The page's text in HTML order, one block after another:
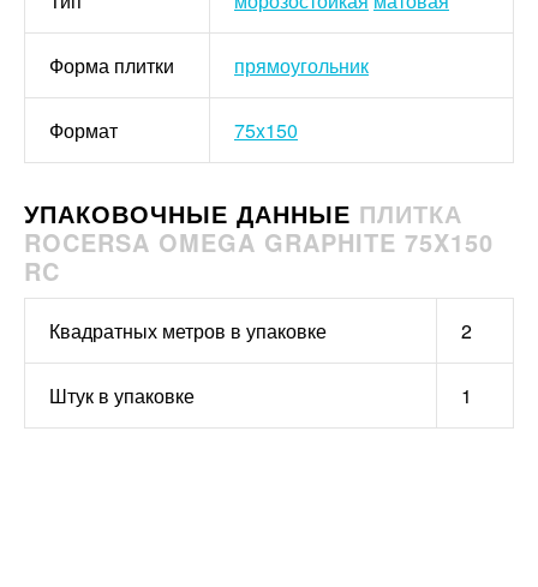
Форма плитки прямоугольник
Формат 75x150
УПАКОВОЧНЫЕ ДАННЫЕ ПЛИТКА
ROCERSA OMEGA GRAPHITE 75X150
RC
Квадратных метров в упаковке 2
Штук в упаковке 1